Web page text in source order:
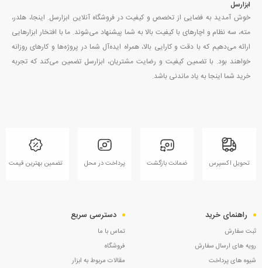
ابزارسل
خوش آمدید به فضایی از تخصص و کیفیت در فروشگاه آنلاین ابزارسل. اینجا، هلدر،
مته، سه نظام و اچارهای با کیفیت بالا به شما پیشنهاد می‌شوند. ما با افتخار ابزارهایی
ارائه می‌دهیم که با دقت و کارایی بالا، همراه ایده‌آل شما در پروژه‌ها و کارهای روزانه
خواهند بود. با تضمین کیفیت و رضایت مشتریان، ابزارسل تضمین می‌کند که تجربه
خرید شما اینجا به یاد ماندنی باشد.
تحویل اکسپرس ضمانت بازگشت پرداخت در محل تضمین بهترین قیمت
راهنمای خرید
ثبت سفارش
رویه های ارسال سفارش
شیوه های پرداخت
دسترسی سریع
تماس با ما
فروشگاه
مقالات مربوط به ابزار